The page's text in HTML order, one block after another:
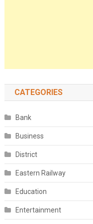
CATEGORIES
Bank
Business
District
Eastern Railway
Education
Entertainment